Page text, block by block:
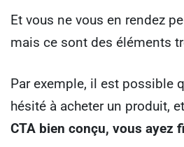
Et vous ne vous en rendez
mais ce sont des éléments
Par exemple, il est possible
hésité à acheter un produit, et
CTA bien conçu, vous ayez